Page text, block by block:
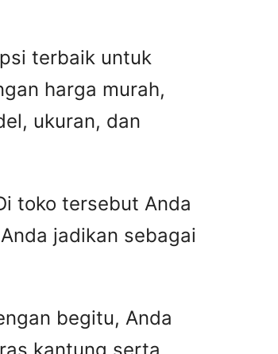
terbaik untuk
harga murah,
ukuran, dan
toko tersebut Anda
jadikan sebagai
begitu, Anda